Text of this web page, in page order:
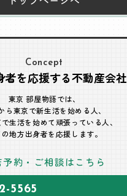
Concept
者を応援する不動産会社
東京 部屋物語では、
ら東京で新生活を始める人、
生活を始めて頑張っている人、
地方出身者を応援します。
予約・ご相談はこちら
5565